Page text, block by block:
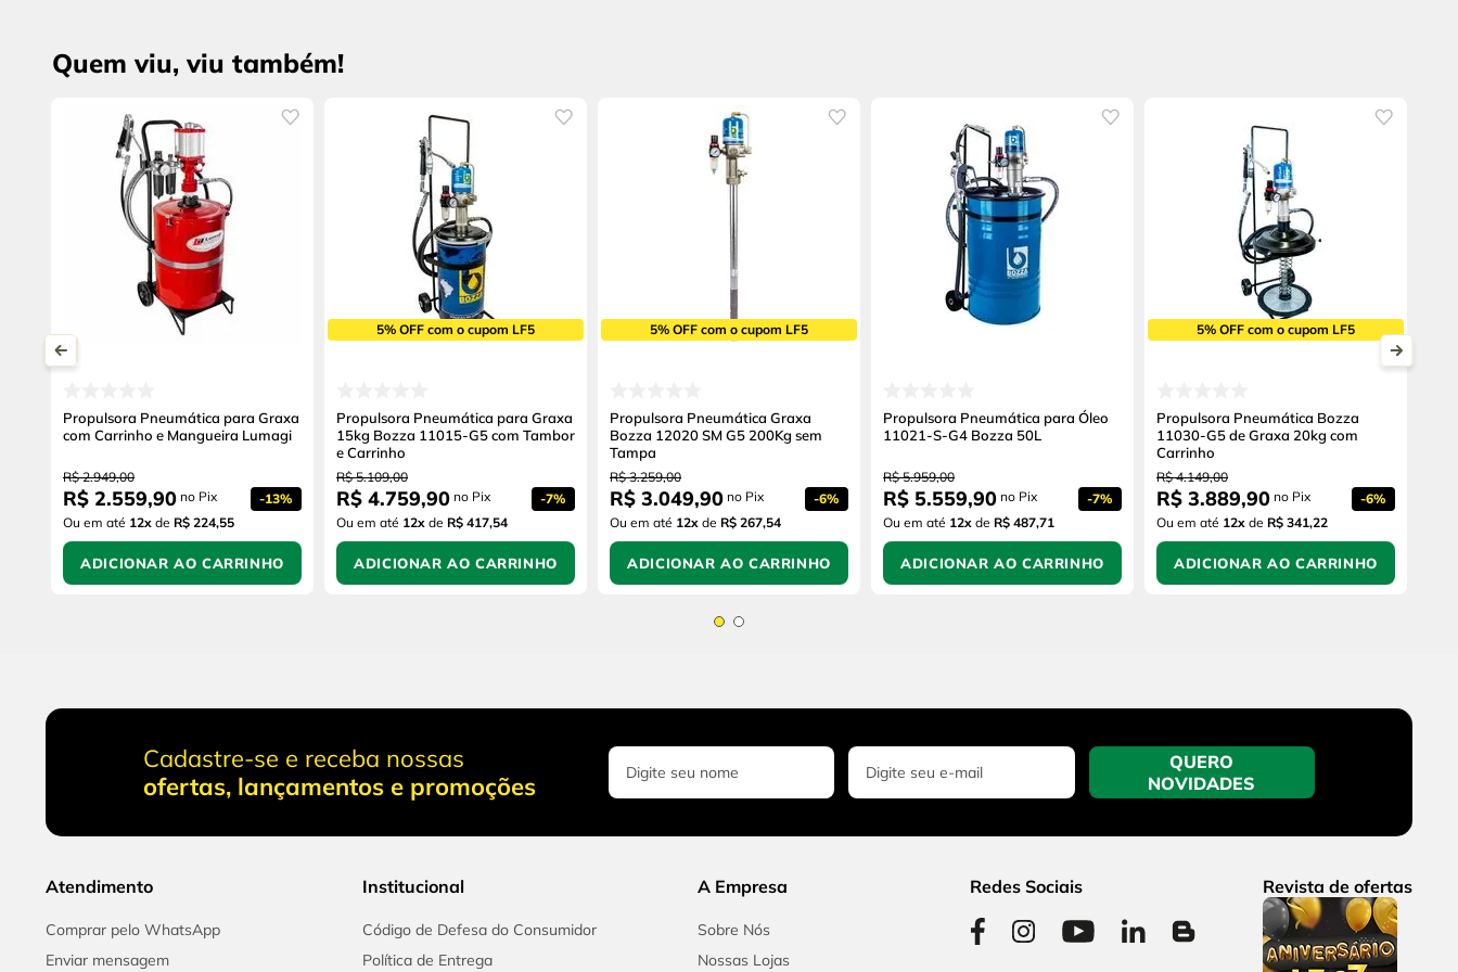
Quem viu, viu também!
Propulsora Pneumática para Graxa
com Carrinho e Mangueira Lumagi
R$ 2.949,00
R$ 2.559,90 no Pix -13%
Ou em até 12x de R$ 224,55
ADICIONAR AO CARRINHO
5% OFF com o cupom LF5
Propulsora Pneumática para Graxa
15kg Bozza 11015-G5 com Tambor
e Carrinho
R$ 5.109,00
R$ 4.759,90 no Pix -7%
Ou em até 12x de R$ 417,54
ADICIONAR AO CARRINHO
5% OFF com o cupom LF5
Propulsora Pneumática Graxa
Bozza 12020 SM G5 200Kg sem
Tampa
R$ 3.259,00
R$ 3.049,90 no Pix -6%
Ou em até 12x de R$ 267,54
ADICIONAR AO CARRINHO
Propulsora Pneumática para Óleo
11021-S-G4 Bozza 50L
R$ 5.959,00
R$ 5.559,90 no Pix -7%
Ou em até 12x de R$ 487,71
ADICIONAR AO CARRINHO
5% OFF com o cupom LF5
Propulsora Pneumática Bozza
11030-G5 de Graxa 20kg com
Carrinho
R$ 4.149,00
R$ 3.889,90 no Pix -6%
Ou em até 12x de R$ 341,22
ADICIONAR AO CARRINHO
Cadastre-se e receba nossas
ofertas, lançamentos e promoções
QUERO
NOVIDADES
Atendimento
Comprar pelo WhatsApp
Enviar mensagem
Institucional
Código de Defesa do Consumidor
Política de Entrega
A Empresa
Sobre Nós
Nossas Lojas
Redes Sociais Revista de ofertas